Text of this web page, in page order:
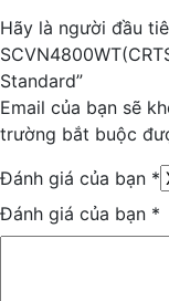
Hãy là người đầu
Standard”
Email của bạn sẽ
trường bắt buộc
Đánh giá của bạn *
Đánh giá của bạn *